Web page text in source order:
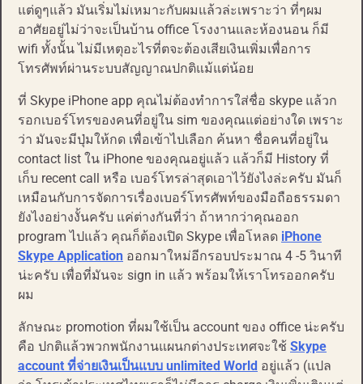
แต่ดูๆแล้ว มันเริ่มไม่เหมาะกับผมแล้วล่ะเพราะว่า ที่ๆผม
อาศัยอยู่ไม่ว่าจะเป็นบ้าน office โรงงานและห้องนอน ก็มี
wifi ทั้งนั้น ไม่มีเหตุอะไรที่ตจะต้องเสียเงินเพิ่มเพื่อการ
โทรศัพท์ผ่านระบบสัญญาณปกติแม้แต่น้อย
ที่ Skype iPhone app คุณไม่ต้องทำการใส่ชื่อ skype แล้วก
รอกเบอร์โทรของคนที่อยู่ใน sim ของคุณแต่อย่างใด เพราะ
ว่า มันจะมีปุ่มให้กด เพื่อเข้าไปเลือก ค้นหา ชื่อคนที่อยู่ใน
contact list ใน iPhone ของคุณอยู่แล้ว แล้วก็มี History ที่
เก็บ recent call หรือ เบอร์โทรล่าสุดเอาไว้ยังไงล่ะครับ มันก็
เหมือนกับการจัดการเรื่องเบอร์โทรศัพท์ของมือถือธรรมดา
ยังไงอย่างงั้นครับ แค่ต่างกันที่ว่า ถ้าหากว่าคุณออก
program ไปแล้ว คุณก็ต้องเปิด Skype เพื่อโหลด iPhone
Skype Application ออกมาใหม่อีกรอบประมาณ 4 -5 วินาที
น่ะครับ เพื่อที่มันจะ sign in แล้ว พร้อมให้เราโทรออกครับ
ผม
ลักษณะ promotion ที่ผมใช้เป็น account ของ office น่ะครับ
คือ ปกติแล้วพวกพนักงานแผนกต่างประเทศจะใช้ Skype
account ที่จ่ายเงินเป็นแบบ unlimited World อยู่แล้ว (แปล